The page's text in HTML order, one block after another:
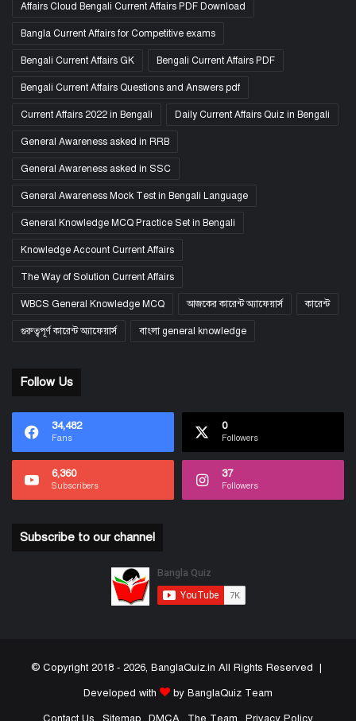
Affairs Cloud Bengali Current Affairs PDF Download
Bangla Current Affairs for Competitive exams
Bengali Current Affairs GK Bengali Current Affairs PDF
Bengali Current Affairs Questions and Answers pdf
Current Affairs 2022 in Bengali Daily Current Affairs Quiz in Bengali
General Awareness asked in RRB
General Awareness asked in SSC
General Awareness Mock Test in Bengali Language
General Knowledge MCQ Practice Set in Bengali
Knowledge Account Current Affairs
The Way of Solution Current Affairs
WBCS General Knowledge MCQ আজকের কারেন্ট অ্যাফেয়ার্স কারেন্ট
গুরুত্বপূর্ণ কারেন্ট অ্যাফেয়ার্স বাংলা general knowledge
Follow Us
34,482
Fans
0
Followers
6,360
Subscribers
37
Followers
Subscribe to our channel
© Copyright 2018 - 2026, BanglaQuiz.in All Rights Reserved |
Developed with
by BanglaQuiz Team